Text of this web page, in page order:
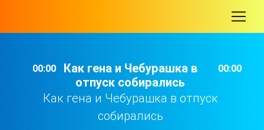
00:00
Как гена и Чебурашка в
отпуск собирались
Как гена и Чебурашка в отпуск
собирались
00:00